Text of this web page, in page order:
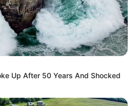
Up After 50 Years And Shocked